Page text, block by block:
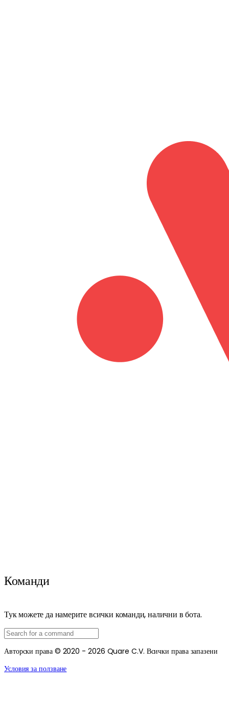
Команди
Тук можете да намерите всички команди, налични в бота.
Авторски права © 2020 - 2026 Quare C.V. Всички права запазени
Условия за ползване